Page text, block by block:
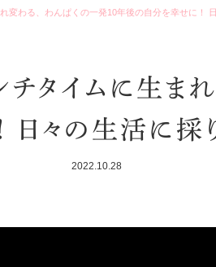
変わる、わんぱくの一発10年後の自分を幸せに！
タイムに生ま
々の生活に採
2022.10.28